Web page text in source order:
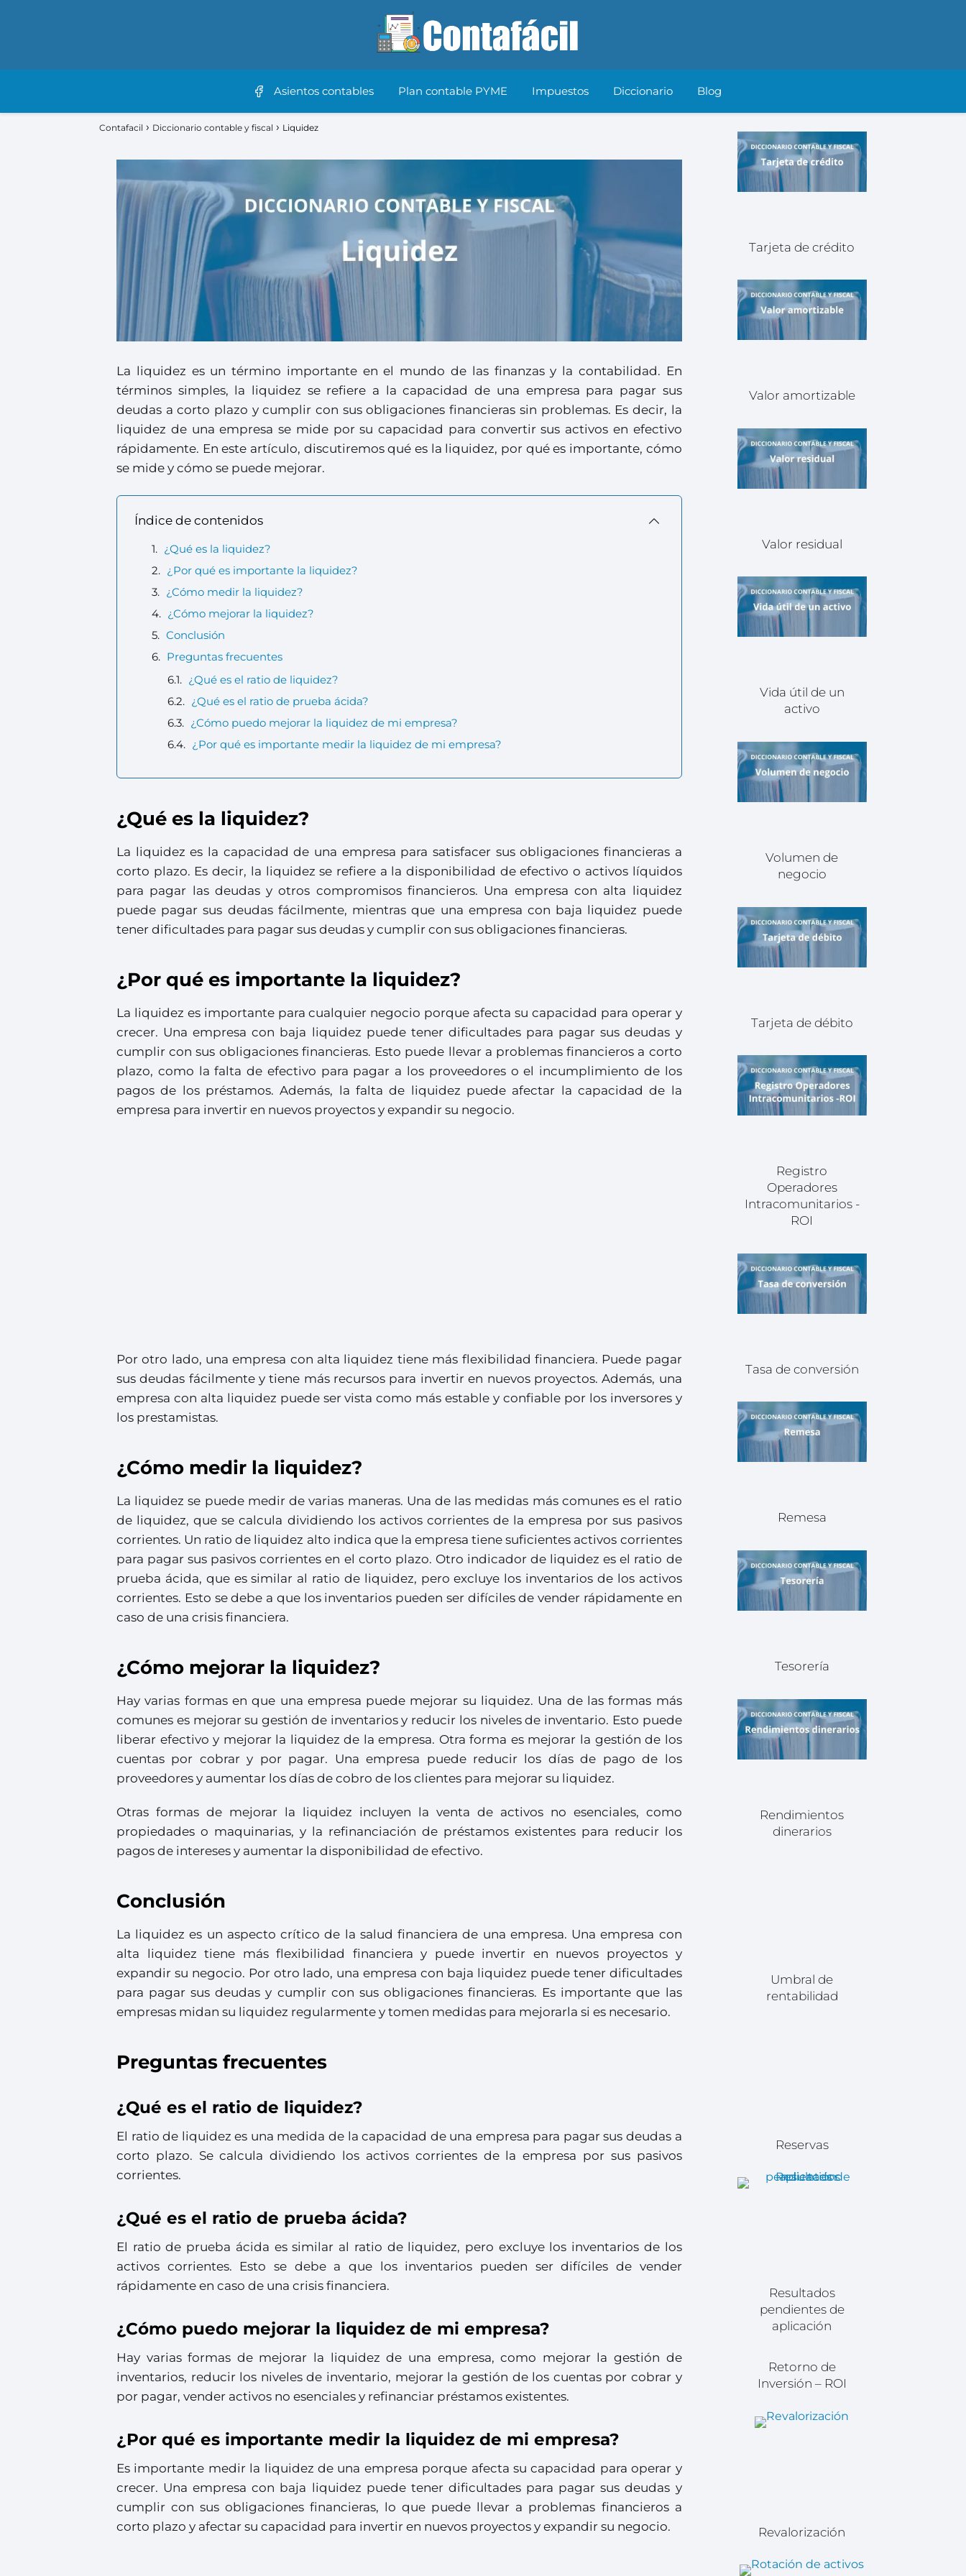
Asientos contables Plan contable PYME Impuestos Diccionario Blog
Contafacil Diccionario contable y fiscal Liquidez
La liquidez es un término importante en el mundo de las finanzas y la contabilidad. En
términos simples, la liquidez se refiere a la capacidad de una empresa para pagar sus
deudas a corto plazo y cumplir con sus obligaciones financieras sin problemas. Es decir, la
liquidez de una empresa se mide por su capacidad para convertir sus activos en efectivo
rápidamente. En este artículo, discutiremos qué es la liquidez, por qué es importante, cómo
se mide y cómo se puede mejorar.
Índice de contenidos
¿Qué es la liquidez?
¿Por qué es importante la liquidez?
¿Cómo medir la liquidez?
¿Cómo mejorar la liquidez?
Conclusión
Preguntas frecuentes
¿Qué es el ratio de liquidez?
¿Qué es el ratio de prueba ácida?
¿Cómo puedo mejorar la liquidez de mi empresa?
¿Por qué es importante medir la liquidez de mi empresa?
¿Qué es la liquidez?
La liquidez es la capacidad de una empresa para satisfacer sus obligaciones financieras a
corto plazo. Es decir, la liquidez se refiere a la disponibilidad de efectivo o activos líquidos
para pagar las deudas y otros compromisos financieros. Una empresa con alta liquidez
puede pagar sus deudas fácilmente, mientras que una empresa con baja liquidez puede
tener dificultades para pagar sus deudas y cumplir con sus obligaciones financieras.
¿Por qué es importante la liquidez?
La liquidez es importante para cualquier negocio porque afecta su capacidad para operar y
crecer. Una empresa con baja liquidez puede tener dificultades para pagar sus deudas y
cumplir con sus obligaciones financieras. Esto puede llevar a problemas financieros a corto
plazo, como la falta de efectivo para pagar a los proveedores o el incumplimiento de los
pagos de los préstamos. Además, la falta de liquidez puede afectar la capacidad de la
empresa para invertir en nuevos proyectos y expandir su negocio.
Por otro lado, una empresa con alta liquidez tiene más flexibilidad financiera. Puede pagar
sus deudas fácilmente y tiene más recursos para invertir en nuevos proyectos. Además, una
empresa con alta liquidez puede ser vista como más estable y confiable por los inversores y
los prestamistas.
¿Cómo medir la liquidez?
La liquidez se puede medir de varias maneras. Una de las medidas más comunes es el ratio
de liquidez, que se calcula dividiendo los activos corrientes de la empresa por sus pasivos
corrientes. Un ratio de liquidez alto indica que la empresa tiene suficientes activos corrientes
para pagar sus pasivos corrientes en el corto plazo. Otro indicador de liquidez es el ratio de
prueba ácida, que es similar al ratio de liquidez, pero excluye los inventarios de los activos
corrientes. Esto se debe a que los inventarios pueden ser difíciles de vender rápidamente en
caso de una crisis financiera.
¿Cómo mejorar la liquidez?
Hay varias formas en que una empresa puede mejorar su liquidez. Una de las formas más
comunes es mejorar su gestión de inventarios y reducir los niveles de inventario. Esto puede
liberar efectivo y mejorar la liquidez de la empresa. Otra forma es mejorar la gestión de los
cuentas por cobrar y por pagar. Una empresa puede reducir los días de pago de los
proveedores y aumentar los días de cobro de los clientes para mejorar su liquidez.
Otras formas de mejorar la liquidez incluyen la venta de activos no esenciales, como
propiedades o maquinarias, y la refinanciación de préstamos existentes para reducir los
pagos de intereses y aumentar la disponibilidad de efectivo.
Conclusión
La liquidez es un aspecto crítico de la salud financiera de una empresa. Una empresa con
alta liquidez tiene más flexibilidad financiera y puede invertir en nuevos proyectos y
expandir su negocio. Por otro lado, una empresa con baja liquidez puede tener dificultades
para pagar sus deudas y cumplir con sus obligaciones financieras. Es importante que las
empresas midan su liquidez regularmente y tomen medidas para mejorarla si es necesario.
Preguntas frecuentes
¿Qué es el ratio de liquidez?
El ratio de liquidez es una medida de la capacidad de una empresa para pagar sus deudas a
corto plazo. Se calcula dividiendo los activos corrientes de la empresa por sus pasivos
corrientes.
¿Qué es el ratio de prueba ácida?
El ratio de prueba ácida es similar al ratio de liquidez, pero excluye los inventarios de los
activos corrientes. Esto se debe a que los inventarios pueden ser difíciles de vender
rápidamente en caso de una crisis financiera.
¿Cómo puedo mejorar la liquidez de mi empresa?
Hay varias formas de mejorar la liquidez de una empresa, como mejorar la gestión de
inventarios, reducir los niveles de inventario, mejorar la gestión de los cuentas por cobrar y
por pagar, vender activos no esenciales y refinanciar préstamos existentes.
¿Por qué es importante medir la liquidez de mi empresa?
Es importante medir la liquidez de una empresa porque afecta su capacidad para operar y
crecer. Una empresa con baja liquidez puede tener dificultades para pagar sus deudas y
cumplir con sus obligaciones financieras, lo que puede llevar a problemas financieros a
corto plazo y afectar su capacidad para invertir en nuevos proyectos y expandir su negocio.
Tarjeta de crédito
Valor amortizable
Valor residual
Vida útil de un
activo
Volumen de
negocio
Tarjeta de débito
Registro
Operadores
Intracomunitarios -
ROI
Tasa de conversión
Remesa
Tesorería
Rendimientos
dinerarios
Umbral de
rentabilidad
Reservas
Resultados
pendientes de
aplicación
Retorno de
Inversión – ROI
Revalorización